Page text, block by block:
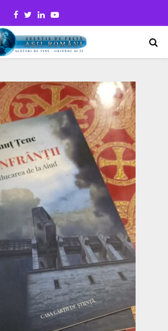
Facebook
TwitterLinkedinYoutube